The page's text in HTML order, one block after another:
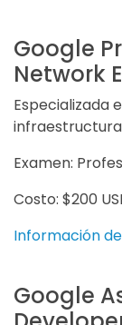
Google
Network
Especializada
infraestructura
Examen:
Costo: $200
Información
Google